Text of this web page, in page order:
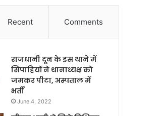
Recent Comments
राजधानी दून के इस थाने में
सिपाहियों ने थानाध्यक्ष को
जमकर पीटा, अस्पताल में
भर्ती
June 4, 2022